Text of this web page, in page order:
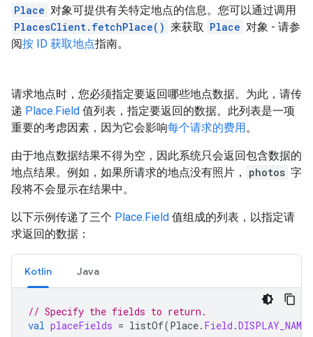
Place 对象可提供有关特定地点的信息。您可以通过调用
PlacesClient.fetchPlace() 来获取 Place 对象 - 请参
阅按 ID 获取地点指南。
请求地点时，您必须指定要返回哪些地点数据。为此，请传
递 Place.Field 值列表，指定要返回的数据。此列表是一项
重要的考虑因素，因为它会影响每个请求的费用。
由于地点数据结果不得为空，因此系统只会返回包含数据的
地点结果。例如，如果所请求的地点没有照片，
photos 字
段将不会显示在结果中。
以下示例传递了三个 Place.Field 值组成的列表，以指定请
求返回的数据：
Kotlin Java
// Specify the fields to return.
val placeFields = listOf(Place. Field .DISPLAY_NAME